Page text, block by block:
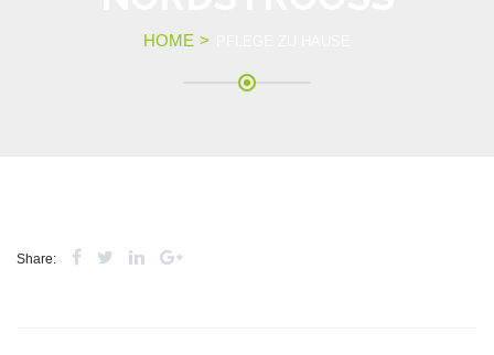
HOME
Share: